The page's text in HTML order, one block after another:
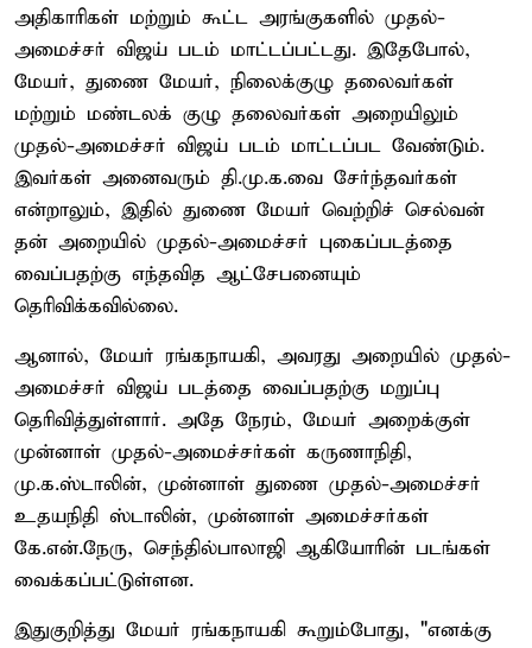
அதிகாரிகள் மற்றும் கூட்ட அரங்குகளில் முதல்-
அமைச்சர் விஜய் படம் மாட்டப்பட்டது. இதேபோல்,
மேயர், துணை மேயர், நிலைக்குழு தலைவர்கள்
மற்றும் மண்டலக் குழு தலைவர்கள் அறையிலும்
முதல்-அமைச்சர் விஜய் படம் மாட்டப்பட வேண்டும்.
இவர்கள் அனைவரும் தி.மு.க.வை சேர்ந்தவர்கள்
என்றாலும், இதில் துணை மேயர் வெற்றிச் செல்வன்
தன் அறையில் முதல்-அமைச்சர் புகைப்படத்தை
வைப்பதற்கு எந்தவித ஆட்சேபனையும்
தெரிவிக்கவில்லை.
ஆனால், மேயர் ரங்கநாயகி, அவரது அறையில் முதல்-
அமைச்சர் விஜய் படத்தை வைப்பதற்கு மறுப்பு
தெரிவித்துள்ளார். அதே நேரம், மேயர் அறைக்குள்
முன்னாள் முதல்-அமைச்சர்கள் கருணாநிதி,
மு.க.ஸ்டாலின், முன்னாள் துணை முதல்-அமைச்சர்
உதயநிதி ஸ்டாலின், முன்னாள் அமைச்சர்கள்
கே.என்.நேரு, செந்தில்பாலாஜி ஆகியோரின் படங்கள்
வைக்கப்பட்டுள்ளன.
இதுகுறித்து மேயர் ரங்கநாயகி கூறும்போது, "எனக்கு